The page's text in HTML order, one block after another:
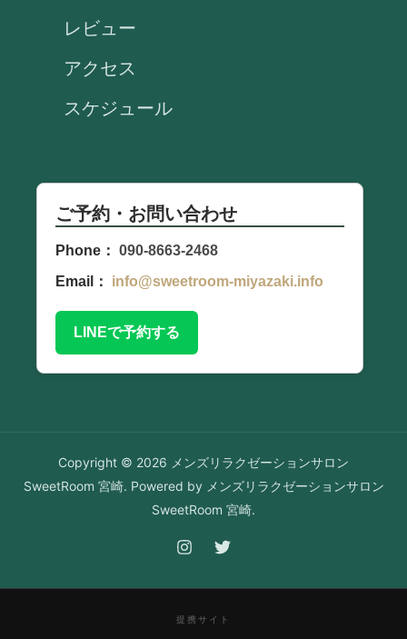
レビュー
アクセス
スケジュール
ご予約・お問い合わせ
Phone： 090-8663-2468
Email：
info@sweetroom-miyazaki.info
LINEで予約する
Copyright © 2026 メンズリラクゼーションサロン
SweetRoom 宮崎. Powered by メンズリラクゼーションサロン
SweetRoom 宮崎.
提携サイト